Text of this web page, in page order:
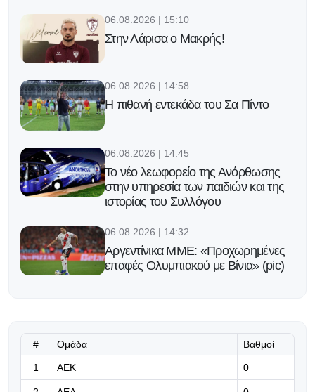
06.08.2026 | 15:10
Στην Λάρισα ο Μακρής!
06.08.2026 | 14:58
Η πιθανή εντεκάδα του Σα Πίντο
06.08.2026 | 14:45
Το νέο λεωφορείο της Ανόρθωσης
στην υπηρεσία των παιδιών και της
ιστορίας του Συλλόγου
06.08.2026 | 14:32
Αργεντίνικα ΜΜΕ: «Προχωρημένες
επαφές Ολυμπιακού με Βίνια» (pic)
# Ομάδα Βαθμοί
1 ΑΕΚ 0